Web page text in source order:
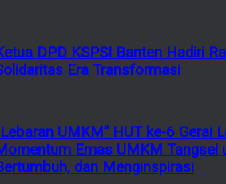
DPD KSPSI Banten Hadiri
Era Transformasi
UMKM” HUT ke-6 Gerai
Emas UMKM Tangsel
dan Menginspirasi